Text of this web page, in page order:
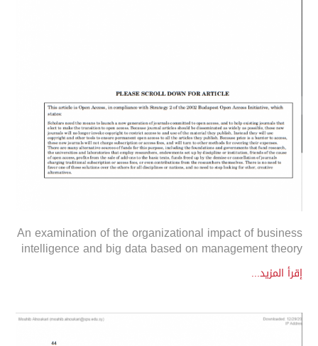
An examination of the organizational impact of business
intelligence and big data based on management theory
إقرأ المزيد...